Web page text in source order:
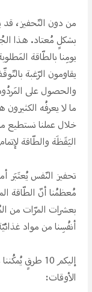
من دون التّحفيز، قد
بشكلِِ مُعتاد. هذا
يومِنا بالطّاقة
يقاومون الرّغبة
والحصول على
ما لا يعرفُه
خلال عملنا نستطيع
اليَقَظَة والطّاقة
تحفيز النّفس يُعتَبَر
مُعظمُنا أنّ الطّاقة
بعشرات المرّات من
أنفُسِنا من مواد
إليكم 10
الأوقات: